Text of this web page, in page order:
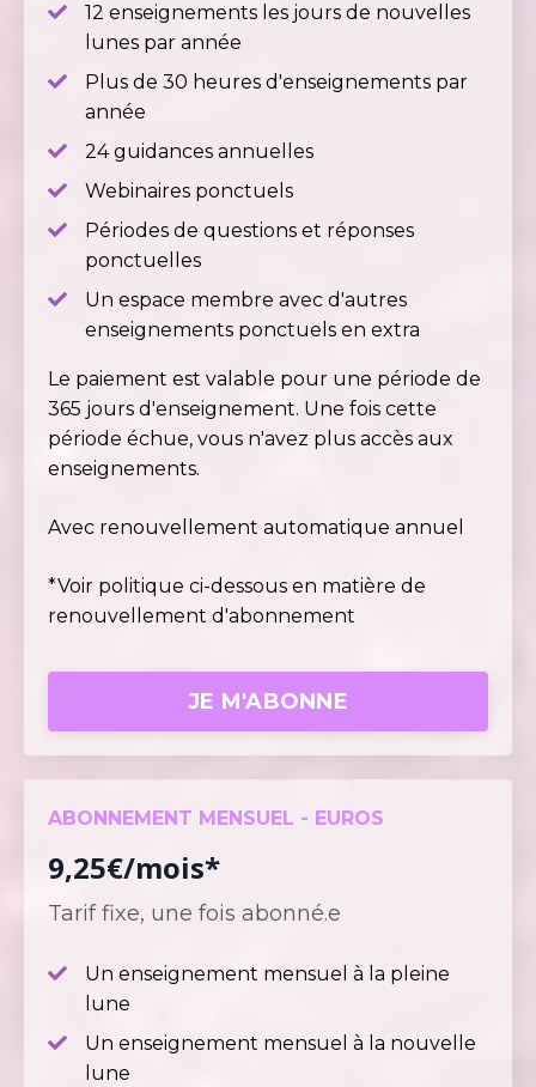
12 enseignements les jours de nouvelles
lunes par année
Plus de 30 heures d'enseignements par
année
24 guidances annuelles
Webinaires ponctuels
Périodes de questions et réponses
ponctuelles
Un espace membre avec d'autres
enseignements ponctuels en extra
Le paiement est valable pour une période de
365 jours d'enseignement. Une fois cette
période échue, vous n'avez plus accès aux
enseignements.
Avec renouvellement automatique annuel
*Voir politique ci-dessous en matière de
renouvellement d'abonnement
JE M'ABONNE
ABONNEMENT MENSUEL - EUROS
9,25€/mois*
Tarif fixe, une fois abonné.e
Un enseignement mensuel à la pleine
lune
Un enseignement mensuel à la nouvelle
lune